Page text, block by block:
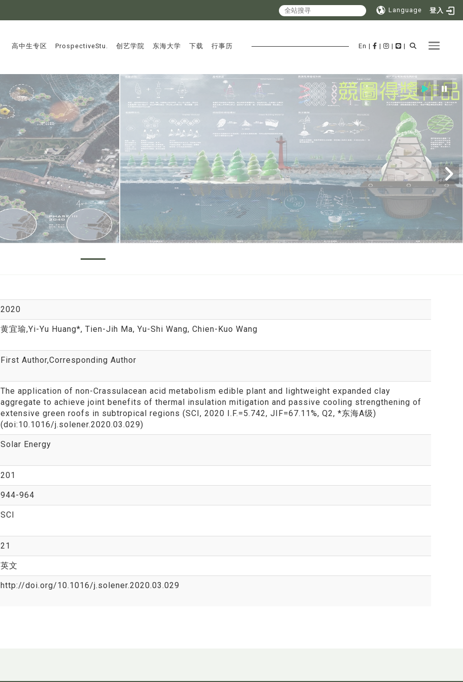
Language 登入
Toggle
:::
高中生专区 ProspectiveStu. 创艺学院 东海大学 下载 行事历 En | | | |
2020
黄宜瑜,Yi-Yu Huang*, Tien-Jih Ma, Yu-Shi Wang, Chien-Kuo Wang
First Author,Corresponding Author
The application of non-Crassulacean acid metabolism edible plant and lightweight expanded clay
aggregate to achieve joint benefits of thermal insulation mitigation and passive cooling strengthening of
extensive green roofs in subtropical regions (SCI, 2020 I.F.=5.742, JIF=67.11%, Q2, *东海A级)
(doi:10.1016/j.solener.2020.03.029)
Solar Energy
201
944-964
SCI
21
英文
http://doi.org/10.1016/j.solener.2020.03.029